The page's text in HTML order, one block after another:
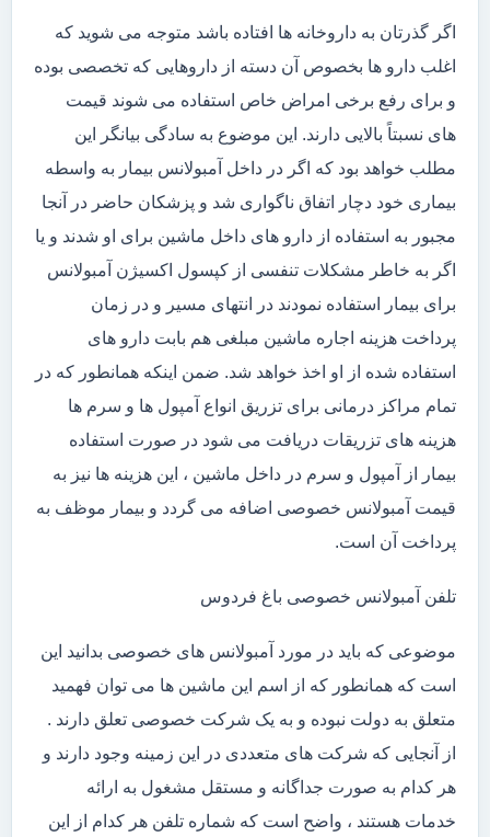
اگر گذرتان به داروخانه ها افتاده باشد متوجه می شوید که
اغلب دارو ها بخصوص آن دسته از داروهایی که تخصصی بوده
و برای رفع برخی امراض خاص استفاده می شوند قیمت
های نسبتاً بالایی دارند. این موضوع به سادگی بیانگر این
مطلب خواهد بود که اگر در داخل آمبولانس بیمار به واسطه
بیماری خود دچار اتفاق ناگواری شد و پزشکان حاضر در آنجا
مجبور به استفاده از دارو های داخل ماشین برای او شدند و یا
اگر به خاطر مشکلات تنفسی از کپسول اکسیژن آمبولانس
برای بیمار استفاده نمودند در انتهای مسیر و در زمان
پرداخت هزینه اجاره ماشین مبلغی هم بابت دارو های
استفاده شده از او اخذ خواهد شد. ضمن اینکه همانطور که در
تمام مراکز درمانی برای تزریق انواع آمپول ها و سرم ها
هزینه های تزریقات دریافت می شود در صورت استفاده
بیمار از آمپول و سرم در داخل ماشین ، این هزینه ها نیز به
قیمت آمبولانس خصوصی اضافه می گردد و بیمار موظف به
پرداخت آن است.
تلفن آمبولانس خصوصی باغ فردوس
موضوعی که باید در مورد آمبولانس های خصوصی بدانید این
است که همانطور که از اسم این ماشین ها می توان فهمید
متعلق به دولت نبوده و به یک شرکت خصوصی تعلق دارند .
از آنجایی که شرکت های متعددی در این زمینه وجود دارند و
هر کدام به صورت جداگانه و مستقل مشغول به ارائه
خدمات هستند ، واضح است که شماره تلفن هر کدام از این